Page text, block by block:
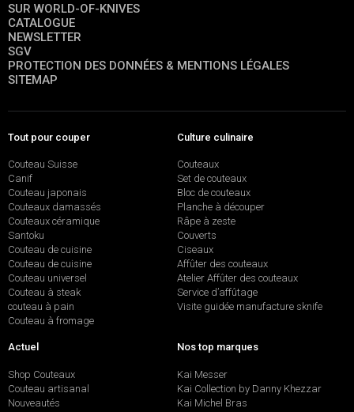
SUR WORLD-OF-KNIVES
CATALOGUE
NEWSLETTER
SGV
PROTECTION DES DONNÉES & MENTIONS LÉGALES
SITEMAP
Tout pour couper
Couteau Suisse
Canif
Couteau japonais
Couteaux damassés
Couteaux céramique
Santoku
Couteau de cuisine
Couteau de cuisine
Couteau universel
Couteau à steak
couteau à pain
Couteau à fromage
Culture culinaire
Couteaux
Set de couteaux
Bloc de couteaux
Planche à découper
Râpe à zeste
Couverts
Ciseaux
Affûter des couteaux
Atelier Affûter des couteaux
Service d’affûtage
Visite guidée manufacture sknife
Actuel
Shop Couteaux
Couteau artisanal
Nouveautés
Nos top marques
Kai Messer
Kai Collection by Danny Khezzar
Kai Michel Bras